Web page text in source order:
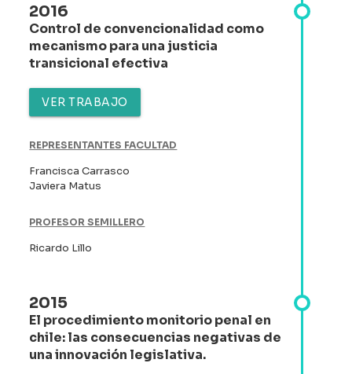
2016
Control de convencionalidad como
mecanismo para una justicia
transicional efectiva
VER TRABAJO
REPRESENTANTES FACULTAD
Francisca Carrasco
Javiera Matus
PROFESOR SEMILLERO
Ricardo Lillo
2015
El procedimiento monitorio penal en
chile: las consecuencias negativas de
una innovación legislativa.